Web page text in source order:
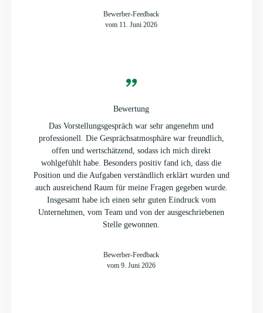
Bewerber-Feedback
vom 11. Juni 2026
Bewertung
Das Vorstellungsgespräch war sehr angenehm und
professionell. Die Gesprächsatmosphäre war freundlich,
offen und wertschätzend, sodass ich mich direkt
wohlgefühlt habe. Besonders positiv fand ich, dass die
Position und die Aufgaben verständlich erklärt wurden und
auch ausreichend Raum für meine Fragen gegeben wurde.
Insgesamt habe ich einen sehr guten Eindruck vom
Unternehmen, vom Team und von der ausgeschriebenen
Stelle gewonnen.
Bewerber-Feedback
vom 9. Juni 2026